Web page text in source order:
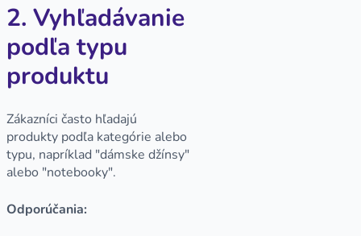
2. Vyhľadávanie
podľa typu
produktu
Zákazníci často hľadajú
produkty podľa kategórie alebo
typu, napríklad "dámske džínsy"
alebo "notebooky".
Odporúčania: